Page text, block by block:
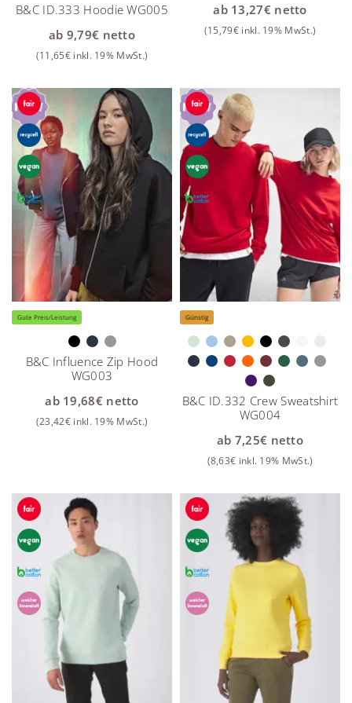
B&C ID.333 Hoodie WG005
ab 9,79€ netto
(11,65€ inkl. 19% MwSt.)
ab 13,27€netto
(15,79€ inkl. 19% MwSt.)
Gute Preis/Leistung
B&C Influence Zip Hood
WG003
ab 19,68€netto
(23,42€ inkl. 19% MwSt.)
Günstig
B&C ID.332 Crew Sweatshirt
WG004
ab 7,25€ netto
(8,63€ inkl. 19% MwSt.)